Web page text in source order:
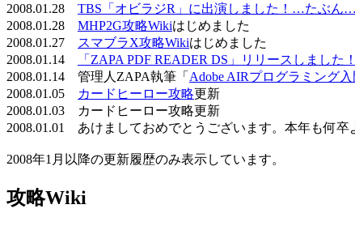
2008.01.28 TBS「オビラジR」に出演しました！…たぶん…
2008.01.28 MHP2G攻略Wikiはじめました
2008.01.27
スマブラX攻略Wikiはじめました
2008.01.14
「ZAPA PDF READER DS」リリースしました！
2008.01.14 管理人ZAPA執筆「 Adobe AIRプログラミング入
2008.01.05
カードヒーロー攻略更新
2008.01.03 カードヒーロー攻略更新
2008.01.01 あけましておめでとうございます。本年も何卒
2008年1月以降の更新履歴のみ表示しています。
攻略Wiki